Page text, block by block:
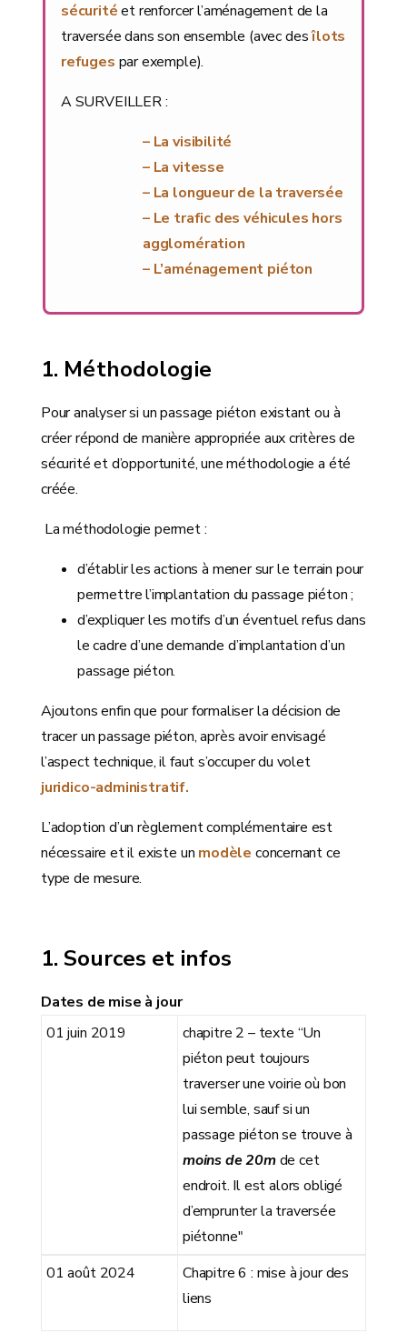
sécuritéet renforcer l’aménagement de la
traversée dans son ensemble (avec desîlots
refuges par exemple).
A SURVEILLER :
– La visibilité
– La vitesse
– La longueur de la traversée
– Le trafic des véhicules hors
agglomération
– L’aménagement piéton
Méthodologie
Pour analyser si un passage piéton existant ou à
créer répond de manière appropriée aux critères de
sécurité et d’opportunité, une méthodologie a été
créée.
La méthodologie permet :
d’établir les actions à mener sur le terrain pour
permettre l’implantation du passage piéton ;
d’expliquer les motifs d’un éventuel refus dans
le cadre d’une demande d’implantation d’un
passage piéton.
Ajoutons enfin que pour formaliser la décision de
tracer un passage piéton, après avoir envisagé
l’aspect technique, il faut s’occuper du volet
juridico-administratif.
L’adoption d’un règlement complémentaire est
nécessaire et il existe un modèle concernant ce
type de mesure.
Sources et infos
Dates de mise à jour
01 juin 2019
chapitre 2 – texte “Un
piéton peut toujours
traverser une voirie où bon
lui semble, sauf si un
passage piéton se trouve à
moins de 20mde cet
endroit. Il est alors obligé
d’emprunter la traversée
piétonne"
01 août 2024
Chapitre 6 : mise à jour des
liens